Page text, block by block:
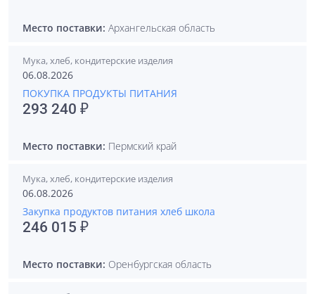
Место поставки: Архангельская область
Мука, хлеб, кондитерские изделия
06.08.2026
ПОКУПКА ПРОДУКТЫ ПИТАНИЯ
293 240 ₽
Место поставки: Пермский край
Мука, хлеб, кондитерские изделия
06.08.2026
Закупка продуктов питания хлеб школа
246 015 ₽
Место поставки: Оренбургская область